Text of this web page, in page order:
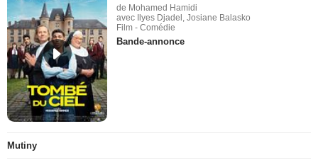
de Mohamed Hamidi
avec Ilyes Djadel, Josiane Balasko
Film - Comédie
Bande-annonce
Mutiny